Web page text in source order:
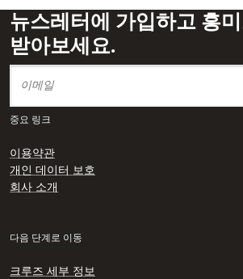
뉴스레터에 가입하고 흥
받아보세요.
중요 링크
이용약관
개인 데이터 보호
회사 소개
다음 단계로 이동
크루즈 세부 정보